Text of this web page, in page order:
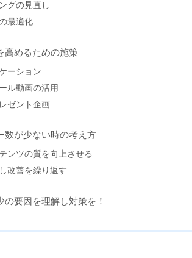
グの見直し
最適化
高めるための施策
ーション
ル動画の活用
ゼント企画
数が少ない時の考え方
ンツの質を向上させる
改善を繰り返す
の要因を理解し対策を！